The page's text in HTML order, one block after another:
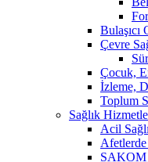
Bulaşıcı
Çevre
Çocuk,
İzleme,
Toplum
Sağlık
Acil